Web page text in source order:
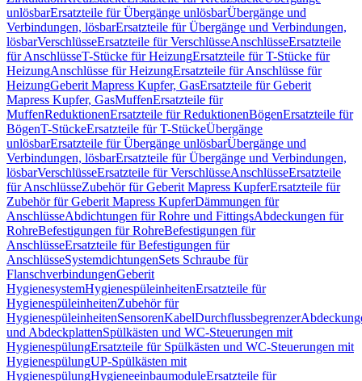
unlösbarErsatzteile für Übergänge unlösbarÜbergänge und
Verbindungen, lösbarErsatzteile für Übergänge und Verbindungen,
lösbarVerschlüsseErsatzteile für VerschlüsseAnschlüsseErsatzteile
für AnschlüsseT-Stücke für HeizungErsatzteile für T-Stücke für
HeizungAnschlüsse für HeizungErsatzteile für Anschlüsse für
HeizungGeberit Mapress Kupfer, GasErsatzteile für Geberit
Mapress Kupfer, GasMuffenErsatzteile für
MuffenReduktionenErsatzteile für ReduktionenBögenErsatzteile für
BögenT-StückeErsatzteile für T-StückeÜbergänge
unlösbarErsatzteile für Übergänge unlösbarÜbergänge und
Verbindungen, lösbarErsatzteile für Übergänge und Verbindungen,
lösbarVerschlüsseErsatzteile für VerschlüsseAnschlüsseErsatzteile
für AnschlüsseZubehör für Geberit Mapress KupferErsatzteile für
Zubehör für Geberit Mapress KupferDämmungen für
AnschlüsseAbdichtungen für Rohre und FittingsAbdeckungen für
RohreBefestigungen für RohreBefestigungen für
AnschlüsseErsatzteile für Befestigungen für
AnschlüsseSystemdichtungenSets Schraube für
FlanschverbindungenGeberit
HygienesystemHygienespüleinheitenErsatzteile für
HygienespüleinheitenZubehör für
HygienespüleinheitenSensorenKabelDurchflussbegrenzer
und AbdeckplattenSpülkästen und WC-Steuerungen mit
HygienespülungErsatzteile für Spülkästen und WC-Steuerungen mit
HygienespülungUP-Spülkästen mit
HygienespülungHygieneeinbaumoduleErsatzteile für